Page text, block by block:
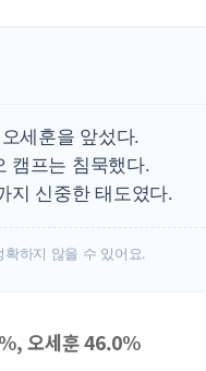
세훈을 앞섰다.
캠프는 침묵했다.
지 신중한 태도였다.
하지 않을 수 있어요.
오세훈 46.0%